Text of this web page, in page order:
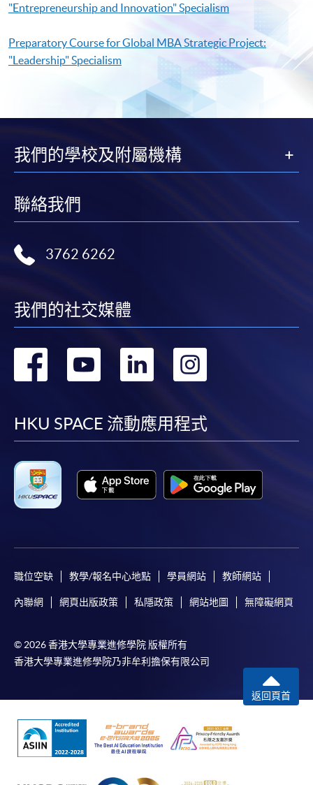
"Entrepreneurship and Innovation" Specialism
Preparatory Course for Global MBA Strategic Project:
"Leadership" Specialism
我們的學校及附屬機構
聯絡我們
3762 6262
我們的社交媒體
轉
facebook
轉
youtube
轉
linkedin
轉
HKU SPACE 流動應用程式
職位空缺 教學/報名中心地點 學員網站 教師網站
內聯網 網頁出版政策 私隱政策 網站地圖 無障礙網頁
© 2026 香港大學專業進修學院 版權所有
香港大學專業進修學院乃非牟利擔保有限公司
返回頁首